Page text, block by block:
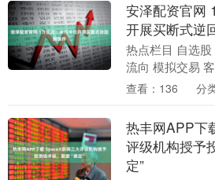
安泽配资官网
开展买断式逆
热点栏目 自选
流向 模拟交易
发布公告称，将
断....
查看：136 分
热丰网APP下
评级机构授予
定”